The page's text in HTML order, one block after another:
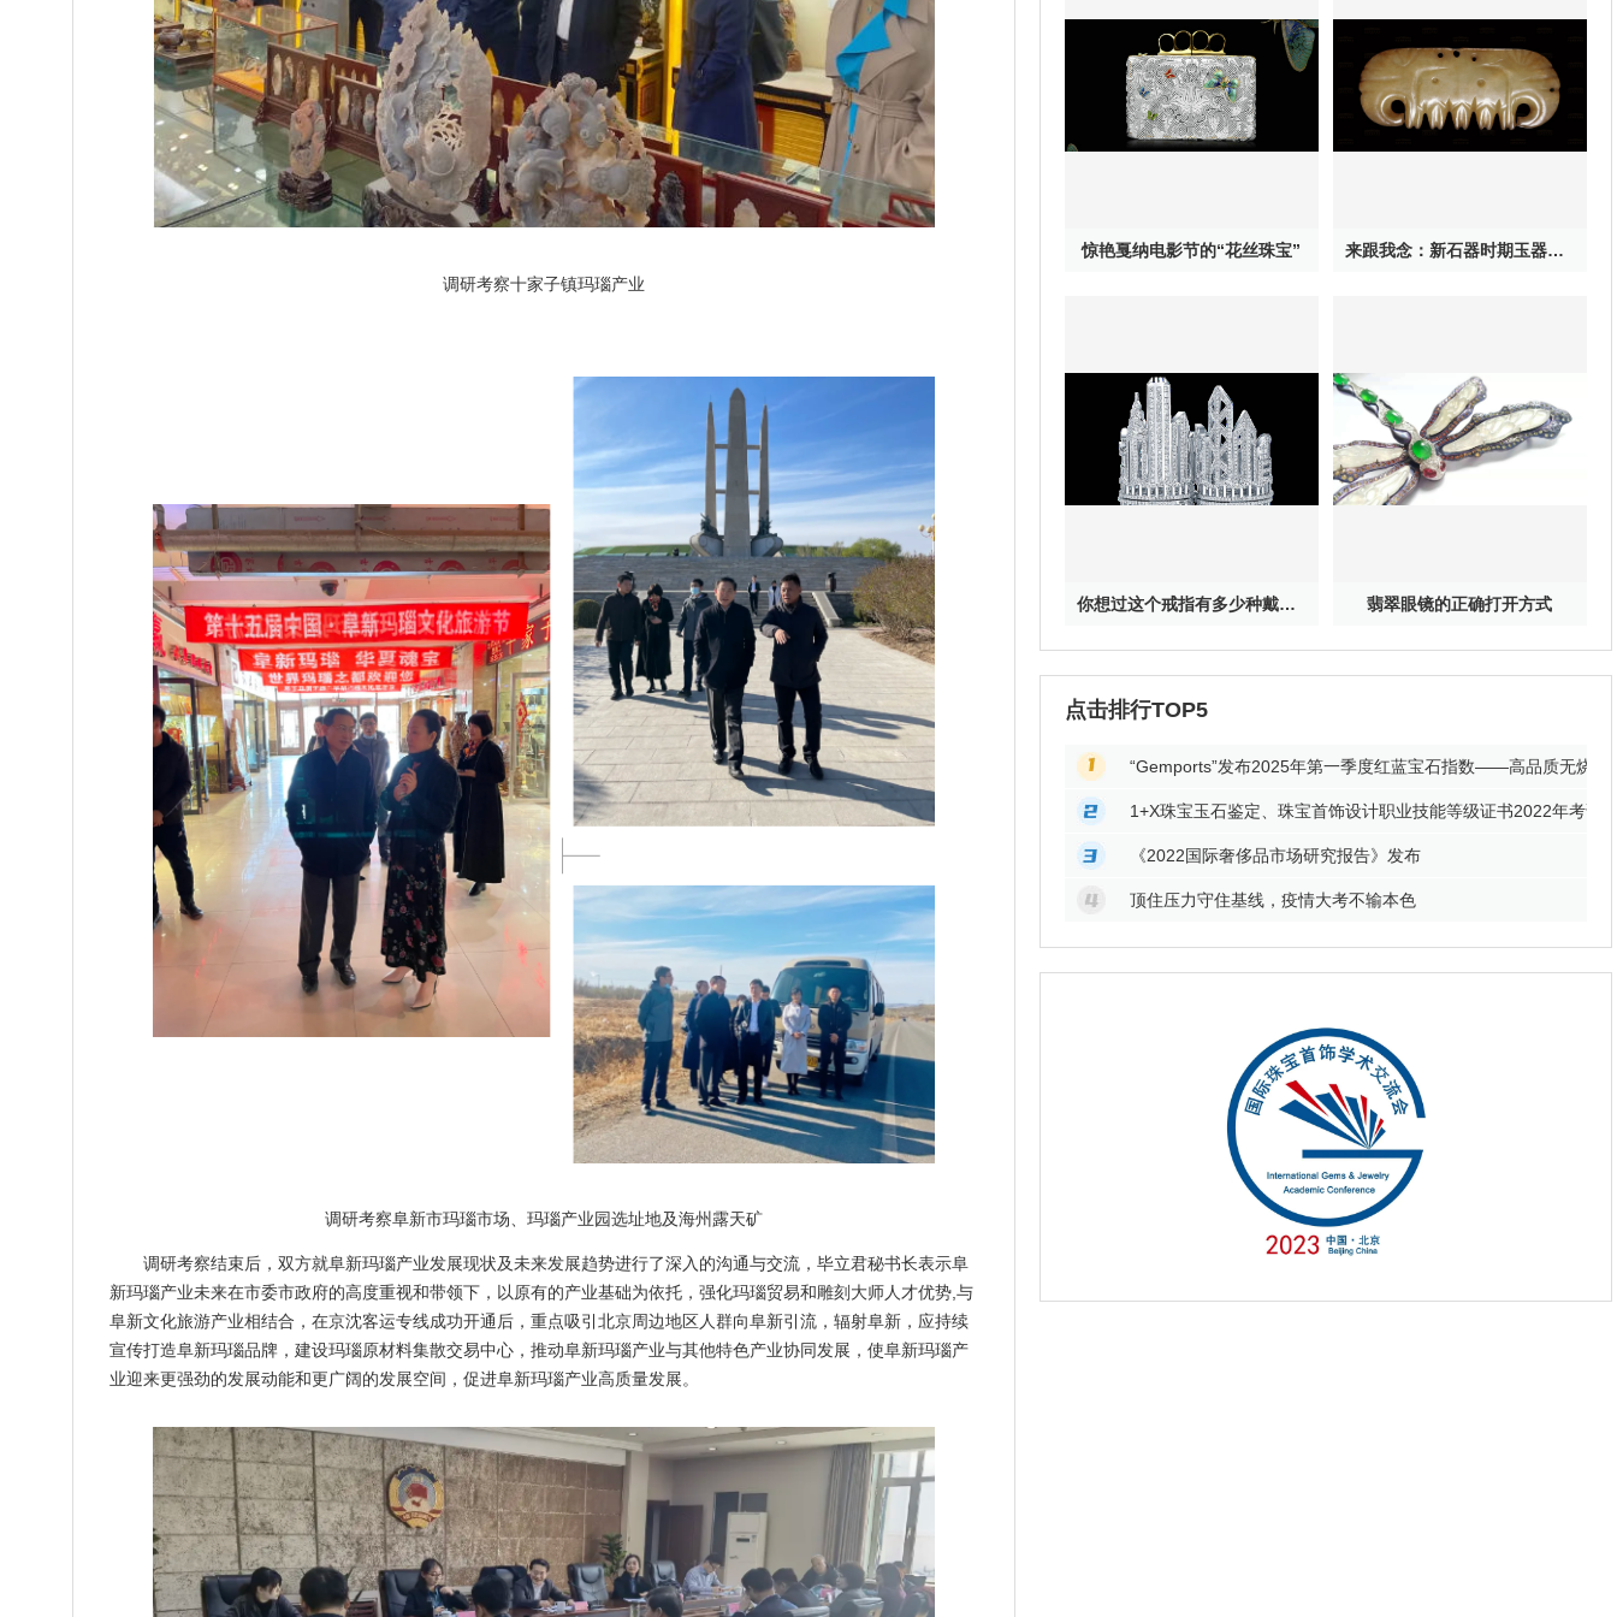
调研考察十家子镇玛瑙产业
调研考察阜新市玛瑙市场、玛瑙产业园选址地及海州露天矿
调研考察结束后，双方就阜新玛瑙产业发展现状及未来发展趋势进行了深入的沟通与交流，毕立君秘书长表示阜
新玛瑙产业未来在市委市政府的高度重视和带领下，以原有的产业基础为依托，强化玛瑙贸易和雕刻大师人才优势,与
阜新文化旅游产业相结合，在京沈客运专线成功开通后，重点吸引北京周边地区人群向阜新引流，辐射阜新，应持续
宣传打造阜新玛瑙品牌，建设玛瑙原材料集散交易中心，推动阜新玛瑙产业与其他特色产业协同发展，使阜新玛瑙产
业迎来更强劲的发展动能和更广阔的发展空间，促进阜新玛瑙产业高质量发展。
惊艳戛纳电影节的“花丝珠宝” 来跟我念：新石器时期玉器其实特神奇
你想过这个戒指有多少种戴法吗？ 翡翠眼镜的正确打开方式
点击排行TOP5
“Gemports”发布2025年第一季度红蓝宝石指数——高品质无烧宝
1+X珠宝玉石鉴定、珠宝首饰设计职业技能等级证书2022年考试
《2022国际奢侈品市场研究报告》发布
顶住压力守住基线，疫情大考不输本色